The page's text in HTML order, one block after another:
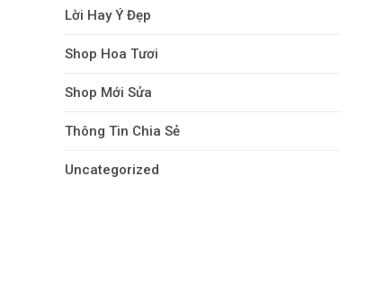
Lời Hay Ý Đẹp
Shop Hoa Tươi
Shop Mới Sửa
Thông Tin Chia Sẻ
Uncategorized